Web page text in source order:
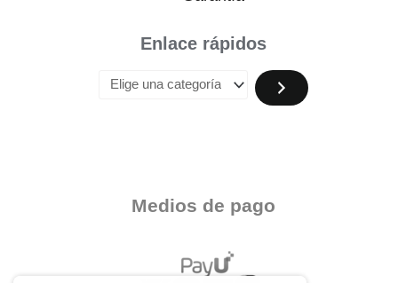
Enlace rápidos
Medios de pago